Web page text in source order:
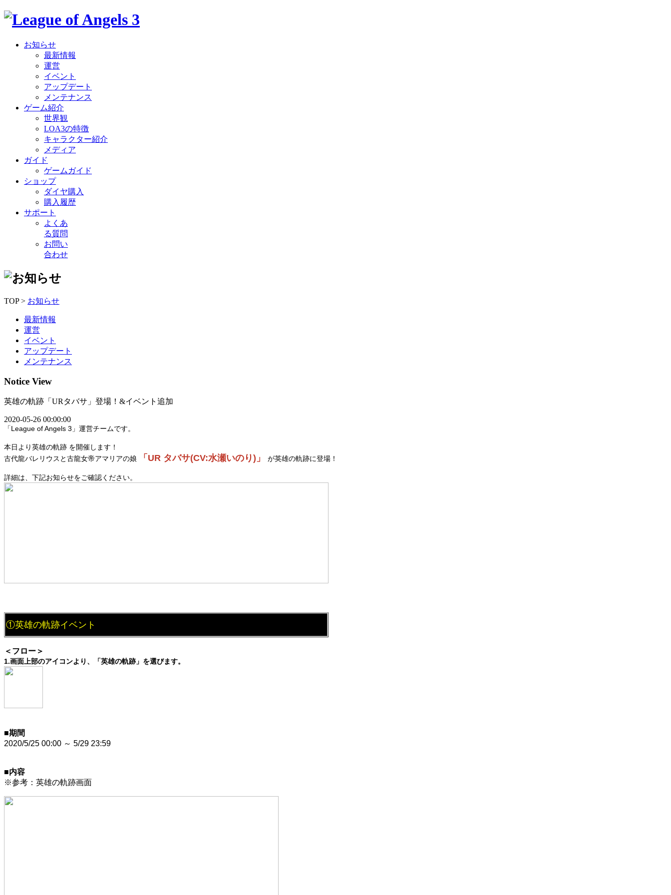
お知らせ
最新情報
運営
イベント
アップデート
メンテナンス
ゲーム紹介
世界観
LOA3の特徴
キャラクター紹介
メディア
ガイド
ゲームガイド
ショップ
ダイヤ購入
購入履歴
サポート
よくあ
る質問
お問い
合わせ
TOP > お知らせ
最新情報
運営
イベント
アップデート
メンテナンス
Notice View
英雄の軌跡「URタバサ」登場！&イベント追加
2020-05-26 00:00:00
「League of Angels 3」運営チームです。
本日より英雄の軌跡 を開催します！
古代龍バレリウスと古龍女帝アマリアの娘
「UR タバサ(CV:水瀬いのり)」 が英雄の軌跡に登場！
詳細は、下記お知らせをご確認ください。
①英雄の軌跡イベント
＜フロー＞
1.画面上部のアイコンより、「英雄の軌跡」を選びます。
■期間
2020/5/25 00:00 ～ 5/29 23:59
■内容
※参考：英雄の軌跡画面